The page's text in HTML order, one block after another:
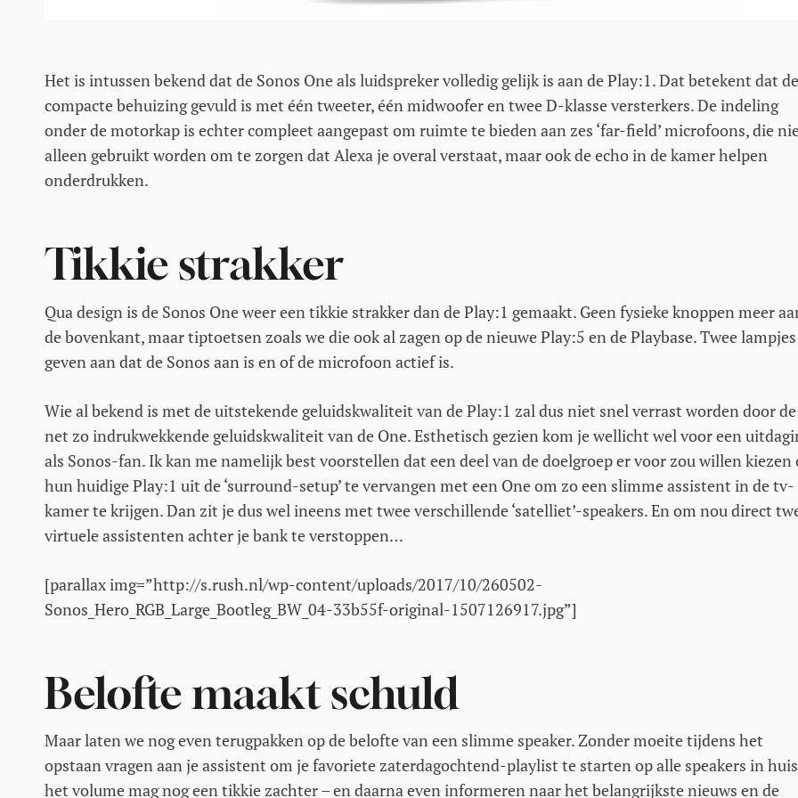
Het is intussen bekend dat de Sonos One als luidspreker volledig gelijk is aan de Play:1. Dat betekent dat de
compacte behuizing gevuld is met één tweeter, één midwoofer en twee D-klasse versterkers. De indeling
onder de motorkap is echter compleet aangepast om ruimte te bieden aan zes ‘far-field’ microfoons, die
alleen gebruikt worden om te zorgen dat Alexa je overal verstaat, maar ook de echo in de kamer helpen
onderdrukken.
Tikkie strakker
Qua design is de Sonos One weer een tikkie strakker dan de Play:1 gemaakt. Geen fysieke knoppen meer
de bovenkant, maar tiptoetsen zoals we die ook al zagen op de nieuwe Play:5 en de Playbase. Twee lampjes
geven aan dat de Sonos aan is en of de microfoon actief is.
Wie al bekend is met de uitstekende geluidskwaliteit van de Play:1 zal dus niet snel verrast worden door de
net zo indrukwekkende geluidskwaliteit van de One. Esthetisch gezien kom je wellicht wel voor een
als Sonos-fan. Ik kan me namelijk best voorstellen dat een deel van de doelgroep er voor zou willen kiezen
hun huidige Play:1 uit de ‘surround-setup’ te vervangen met een One om zo een slimme assistent in de tv-
kamer te krijgen. Dan zit je dus wel ineens met twee verschillende ‘satelliet’-speakers. En om nou direct
virtuele assistenten achter je bank te verstoppen…
[parallax img=”http://s.rush.nl/wp-content/uploads/2017/10/260502-
Sonos_Hero_RGB_Large_Bootleg_BW_04-33b55f-original-1507126917.jpg”]
Belofte maakt schuld
Maar laten we nog even terugpakken op de belofte van een slimme speaker. Zonder moeite tijdens het
opstaan vragen aan je assistent om je favoriete zaterdagochtend-playlist te starten op alle speakers in
het volume mag nog een tikkie zachter – en daarna even informeren naar het belangrijkste nieuws en de